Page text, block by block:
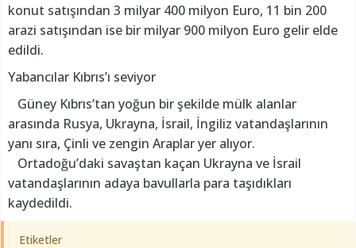
konut satışından 3 milyar 400 milyon Euro, 11 bin 200
arazi satışından ise bir milyar 900 milyon Euro gelir elde
edildi.
Yabancılar Kıbrıs’ı seviyor
Güney Kıbrıs’tan yoğun bir şekilde mülk alanlar
arasında Rusya, Ukrayna, İsrail, İngiliz vatandaşlarının
yanı sıra, Çinli ve zengin Araplar yer alıyor.
Ortadoğu’daki savaştan kaçan Ukrayna ve İsrail
vatandaşlarının adaya bavullarla para taşıdıkları
kaydedildi.
Etiketler